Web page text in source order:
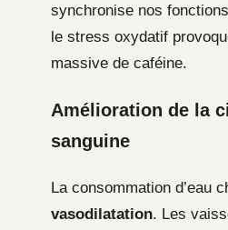
synchronise nos
le stress oxydatif
massive de caféine.
Amélioration de la
sanguine
La consommation d’eau
vasodilatation. Les